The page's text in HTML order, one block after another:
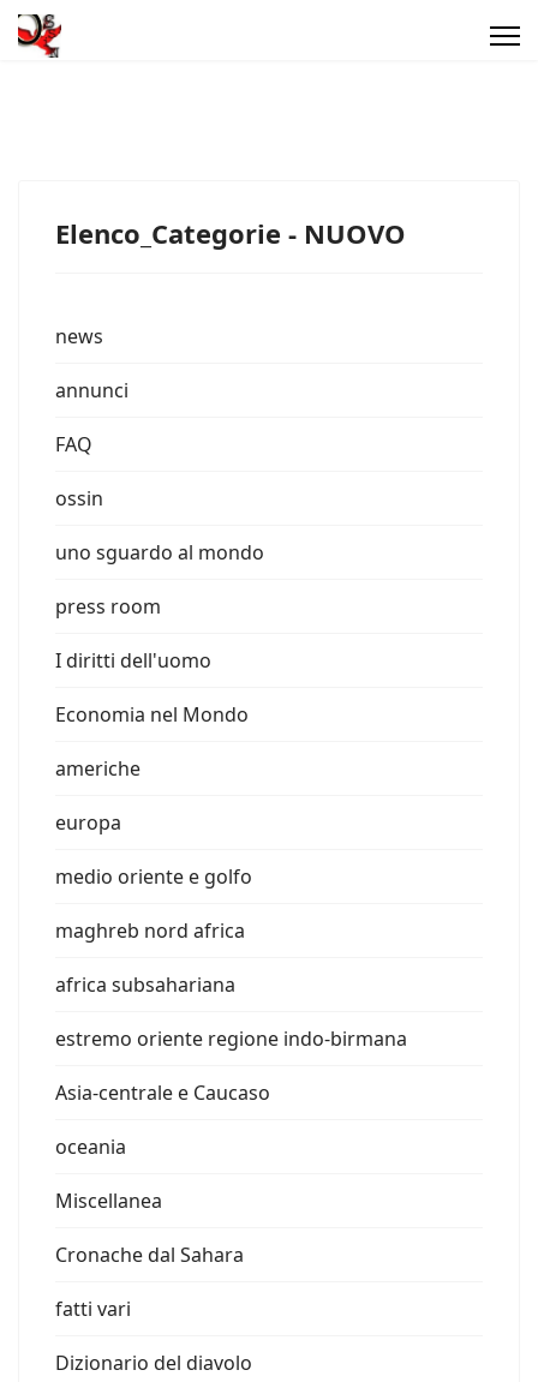
Elenco_Categorie - NUOVO
news
annunci
FAQ
ossin
uno sguardo al mondo
press room
I diritti dell'uomo
Economia nel Mondo
americhe
europa
medio oriente e golfo
maghreb nord africa
africa subsahariana
estremo oriente regione indo-birmana
Asia-centrale e Caucaso
oceania
Miscellanea
Cronache dal Sahara
fatti vari
Dizionario del diavolo